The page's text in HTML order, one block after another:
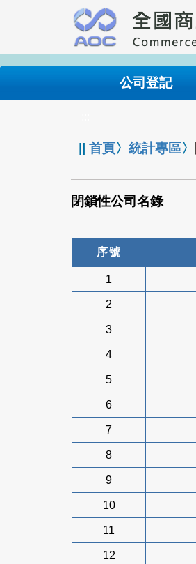
要
內
公司登記
||首頁〉統計專區〉
閉鎖性公司名錄
序號
1
2
3
4
5
6
7
8
9
10
11
12